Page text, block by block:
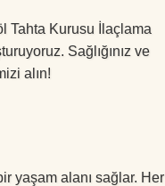
Tahta Kurusu İlaçlama
Sağlığınız ve
alın!
yaşam alanı sağlar. Her